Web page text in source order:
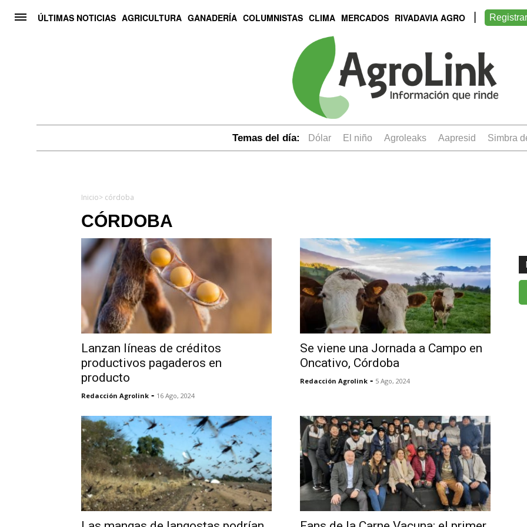
ÚLTIMAS NOTICIAS AGRICULTURA GANADERÍA COLUMNISTAS CLIMA MERCADOS RIVADAVIA AGRO
Temas del día: dólar el niño Agroleaks aapresid simbra
Inicio> córdoba
CÓRDOBA
Lanzan líneas de créditos
productivos pagaderos en
producto
Redacción Agrolink - 16 Ago, 2024
Se viene una Jornada a Campo en
Oncativo, Córdoba
Redacción Agrolink - 5 Ago, 2024